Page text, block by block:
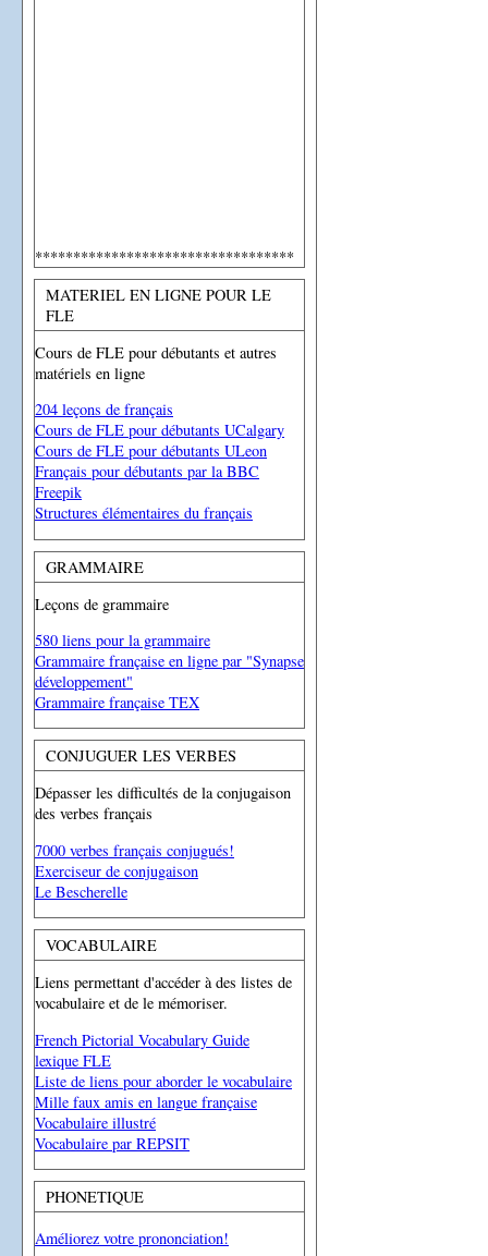
**********************************
MATERIEL EN LIGNE POUR LE
FLE
Cours de FLE pour débutants et autres
matériels en ligne
204 leçons de français
Cours de FLE pour débutants UCalgary
Cours de FLE pour débutants ULeon
Français pour débutants par la BBC
Freepik
Structures élémentaires du français
GRAMMAIRE
Leçons de grammaire
580 liens pour la grammaire
Grammaire française en ligne par "Synapse
développement"
Grammaire française TEX
CONJUGUER LES VERBES
Dépasser les difficultés de la conjugaison
des verbes français
7000 verbes français conjugués!
Exerciseur de conjugaison
Le Bescherelle
VOCABULAIRE
Liens permettant d'accéder à des listes de
vocabulaire et de le mémoriser.
French Pictorial Vocabulary Guide
lexique FLE
Liste de liens pour aborder le vocabulaire
Mille faux amis en langue française
Vocabulaire illustré
Vocabulaire par REPSIT
PHONETIQUE
Améliorez votre prononciation!